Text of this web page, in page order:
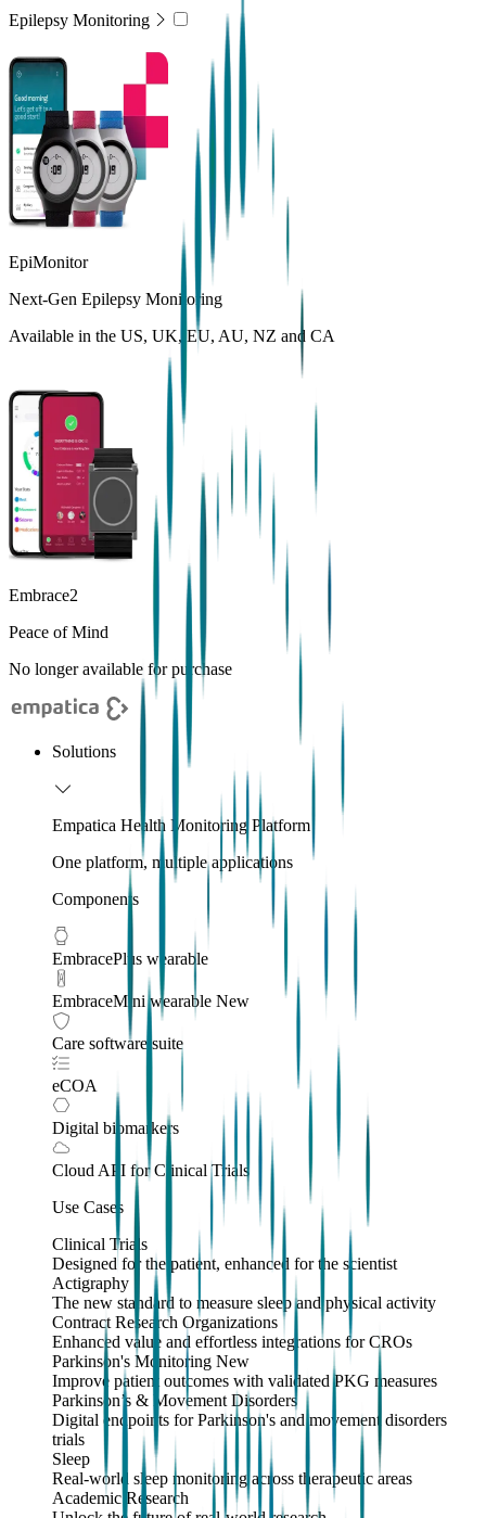
Epilepsy Monitoring
EpiMonitor
Next-Gen Epilepsy Monitoring
Available in the US, UK, EU, AU, NZ and CA
Embrace2
Peace of Mind
No longer available for purchase
Solutions
Empatica Health Monitoring Platform
One platform, multiple applications
Components
EmbracePlus wearable
EmbraceMini wearable New
Care software suite
eCOA
Digital biomarkers
Cloud API for Clinical Trials
Use Cases
Clinical Trials
Designed for the patient, enhanced for the scientist
Actigraphy
The new standard to measure sleep and physical activity
Contract Research Organizations
Enhanced value and effortless integrations for CROs
Parkinson's Monitoring New
Improve patient outcomes with validated PKG measures
Parkinson’s & Movement Disorders
Digital endpoints for Parkinson's and movement disorders
trials
Sleep
Real-world sleep monitoring across therapeutic areas
Academic Research